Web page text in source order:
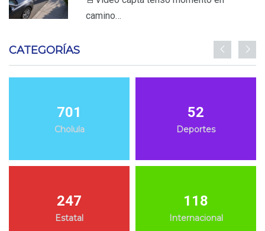
camino…
CATEGORÍAS
701
Cholula
52
Deportes
247
Estatal
118
Internacional